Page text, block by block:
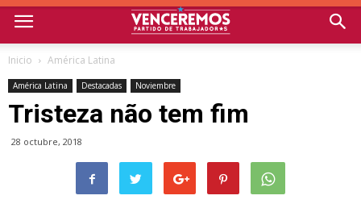
Inicio América Latina
América Latina Destacadas Noviembre
Tristeza não tem fim
28 octubre, 2018